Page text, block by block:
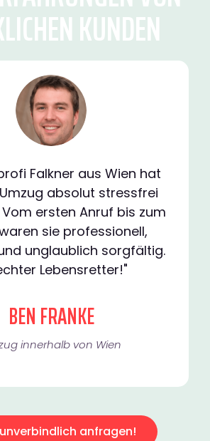
KUNDEN
Falkner aus Wien hat
absolut stressfrei
ersten Anruf bis zum
sie professionell,
unglaublich sorgfältig.
Lebensretter!"
BEN FRANKE
innerhalb von Wien​
anfragen!